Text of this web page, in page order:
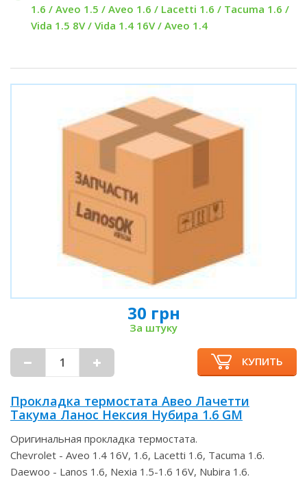
1.6 / Aveo 1.5 / Aveo 1.6 / Lacetti 1.6 / Tacuma 1.6 /
Vida 1.5 8V / Vida 1.4 16V / Aveo 1.4
30 грн
За штуку
КУПИТЬ
Прокладка термостата Авео Лачетти
Такума Ланос Нексия Нубира 1.6 GM
Оригинальная прокладка термостата.
Chevrolet - Aveo 1.4 16V, 1.6, Lacetti 1.6, Tacuma 1.6.
Daewoo - Lanos 1.6, Nexia 1.5-1.6 16V, Nubira 1.6.